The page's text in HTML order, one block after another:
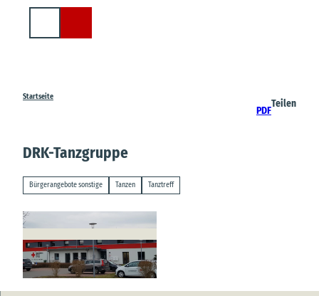
Startseite
PDF
Teilen
DRK-Tanzgruppe
Bürgerangebote sonstige Tanzen Tanztreff